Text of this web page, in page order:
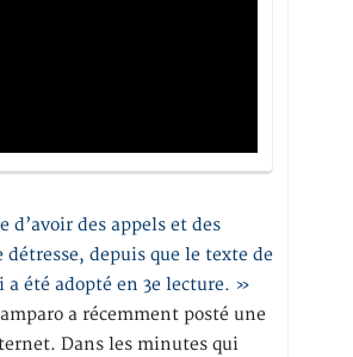
d’avoir des appels et des
détresse, depuis que le texte de
a été adopté en 3e lecture. »
a récemment posté une
Dans les minutes qui